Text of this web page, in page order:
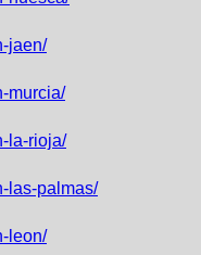
jaen/
murcia/
la-rioja/
las-palmas/
leon/